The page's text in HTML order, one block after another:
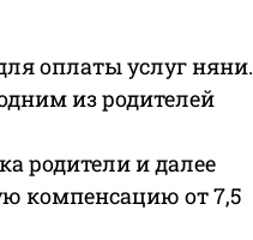
оплаты услуг няни.
из родителей
родители и далее
компенсацию от 7,5